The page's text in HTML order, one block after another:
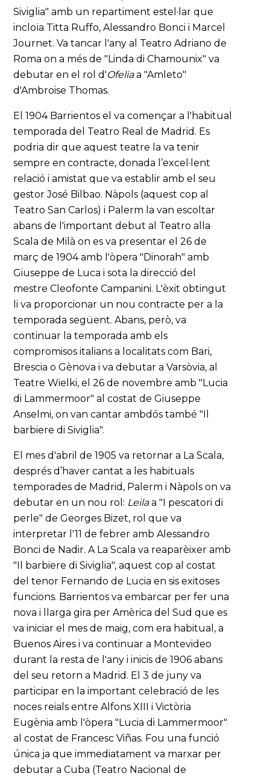
Siviglia" amb un repartiment estel·lar que
incloïa Titta Ruffo, Alessandro Bonci i Marcel
Journet. Va tancar l'any al Teatro Adriano de
Roma on a més de "Linda di Chamounix" va
debutar en el rol d'Ofeliaa "Amleto"
d'Ambroise Thomas.
El 1904 Barrientos el va començar a l'habitual
temporada del Teatro Real de Madrid. Es
podria dir que aquest teatre la va tenir
sempre en contracte, donada l’excel·lent
relació i amistat que va establir amb el seu
gestor José Bilbao. Nàpols (aquest cop al
Teatro San Carlos) i Palerm la van escoltar
abans de l'important debut al Teatro alla
Scala de Milà on es va presentar el 26 de
març de 1904 amb l'òpera "Dinorah" amb
Giuseppe de Luca i sota la direcció del
mestre Cleofonte Campanini. L'èxit obtingut
li va proporcionar un nou contracte per a la
temporada següent. Abans, però, va
continuar la temporada amb els
compromisos italians a localitats com Bari,
Brescia o Gènova i va debutar a Varsòvia, al
Teatre Wielki, el 26 de novembre amb "Lucia
di Lammermoor" al costat de Giuseppe
Anselmi, on van cantar ambdós també "Il
barbiere di Siviglia".
El mes d'abril de 1905 va retornar a La Scala,
després d’haver cantat a les habituals
temporades de Madrid, Palerm i Nàpols on va
debutar en un nou rol: Leilaa "I pescatori di
perle" de Georges Bizet, rol que va
interpretar l'11 de febrer amb Alessandro
Bonci de Nadir. A La Scala va reaparèixer amb
"Il barbiere di Siviglia", aquest cop al costat
del tenor Fernando de Lucia en sis exitoses
funcions. Barrientos va embarcar per fer una
nova i llarga gira per Amèrica del Sud que es
va iniciar el mes de maig, com era habitual, a
Buenos Aires i va continuar a Montevideo
durant la resta de l'any i inicis de 1906 abans
del seu retorn a Madrid. El 3 de juny va
participar en la important celebració de les
noces reials entre Alfons XIII i Victòria
Eugènia amb l'òpera "Lucia di Lammermoor"
al costat de Francesc Viñas. Fou una funció
única ja que immediatament va marxar per
debutar a Cuba (Teatro Nacional de